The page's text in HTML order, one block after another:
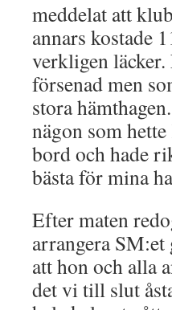
meddelat att
annars kostade
verkligen
försenad men
stora
nägon som
bord och hade
bästa för mina
Efter maten
arrangera
att hon och alla
det vi till slut